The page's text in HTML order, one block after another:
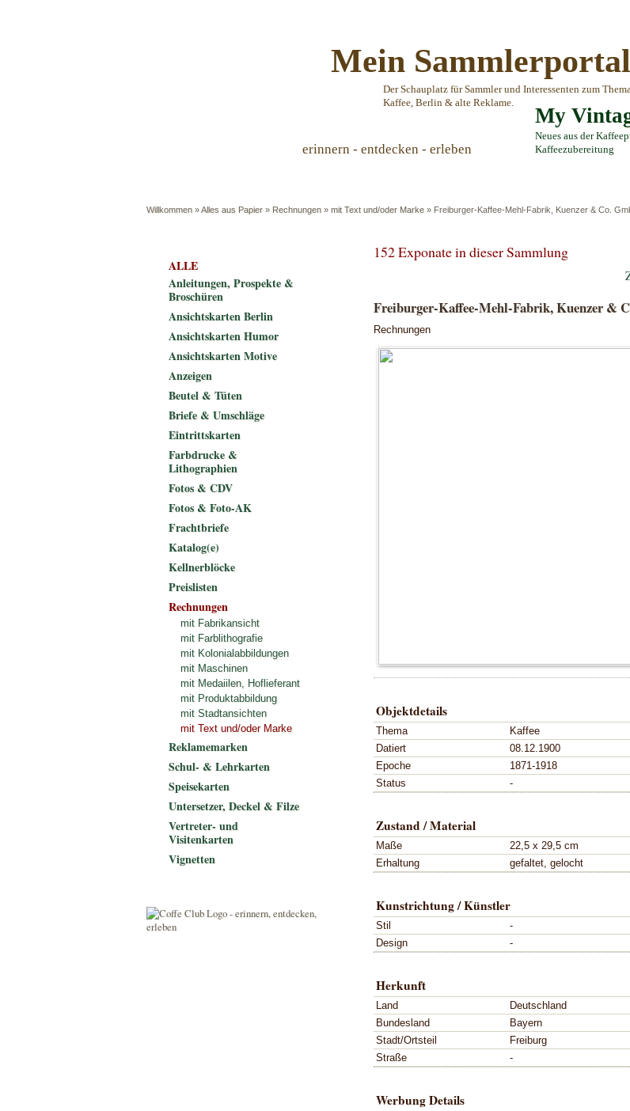
Mein Sammlerportal
Der Schauplatz für Sammler und Interessenten zum
Kaffee, Berlin & alte Reklame.
My
Neues aus der
Kaffeezubereitung
erinnern - entdecken - erleben
Willkommen »Alles aus Papier » Rechnungen » mit Text und/oder Marke » Freiburger-Kaffee-Mehl-Fabrik, Kuenzer & Co.
152 Exponate in dieser Sammlung
Freiburger-Kaffee-Mehl-Fabrik, Kuenzer &
Rechnungen
Objektdetails
Thema
Kaffee
Datiert
08.12.1900
Epoche
1871-1918
Status
-
Zustand / Material
Maße
22,5 x 29,5 cm
Erhaltung
gefaltet, gelocht
Kunstrichtung / Künstler
Stil
-
Design
-
Herkunft
Land
Deutschland
Bundesland
Bayern
Stadt/Ortsteil
Freiburg
Straße
-
Werbung Details
ALLE
Anleitungen, Prospekte &
Broschüren
Ansichtskarten Berlin
Ansichtskarten Humor
Ansichtskarten Motive
Anzeigen
Beutel & Tüten
Briefe & Umschläge
Eintrittskarten
Farbdrucke &
Lithographien
Fotos & CDV
Fotos & Foto-AK
Frachtbriefe
Katalog(e)
Kellnerblöcke
Preislisten
Rechnungen
mit Fabrikansicht
mit Farblithografie
mit Kolonialabbildungen
mit Maschinen
mit Medaiilen, Hoflieferant
mit Produktabbildung
mit Stadtansichten
mit Text und/oder Marke
Reklamemarken
Schul- & Lehrkarten
Speisekarten
Untersetzer, Deckel & Filze
Vertreter- und
Visitenkarten
Vignetten